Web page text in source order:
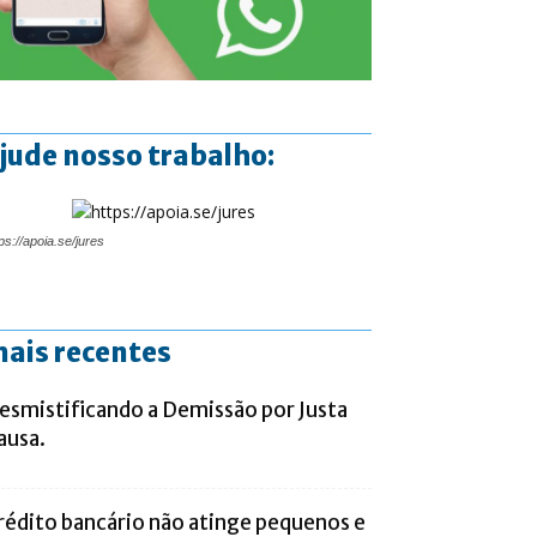
nosso trabalho:
apoia.se/jures
recentes
a Demissão por Justa
bancário não atinge pequenos e